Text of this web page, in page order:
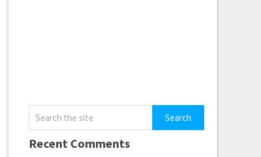
Recent Comments